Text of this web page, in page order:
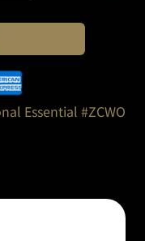
Essential #ZCWO